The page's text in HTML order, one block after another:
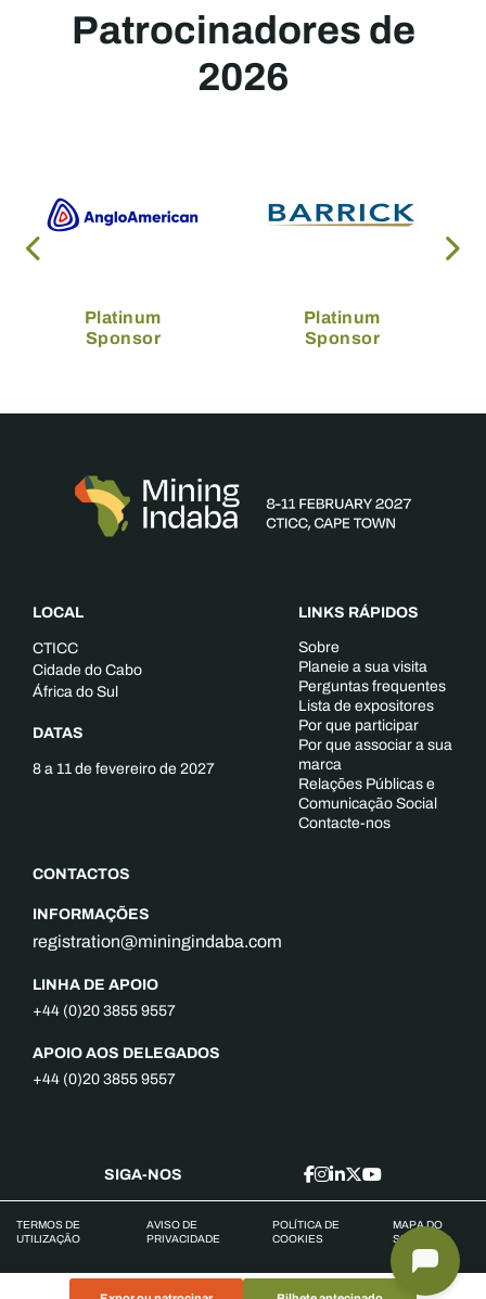
Patrocinadores de
2026
Platinum
Sponsor
Platinum
Sponsor
LOCAL
CTICC
Cidade do Cabo
África do Sul
DATAS
8 a 11 de fevereiro de 2027
CONTACTOS
INFORMAÇÕES
registration@miningindaba.com
LINHA DE APOIO
+44 (0)20 3855 9557
APOIO AOS DELEGADOS
+44 (0)20 3855 9557
LINKS RÁPIDOS
Sobre
Planeie a sua visita
Perguntas frequentes
Lista de expositores
Por que participar
Por que associar a sua
marca
Relações Públicas e
Comunicação Social
Contacte-nos
SIGA-NOS
TERMOS DE
UTILIZAÇÃO
AVISO DE
PRIVACIDADE
POLÍTICA DE
COOKIES
MAPA DO
SITE